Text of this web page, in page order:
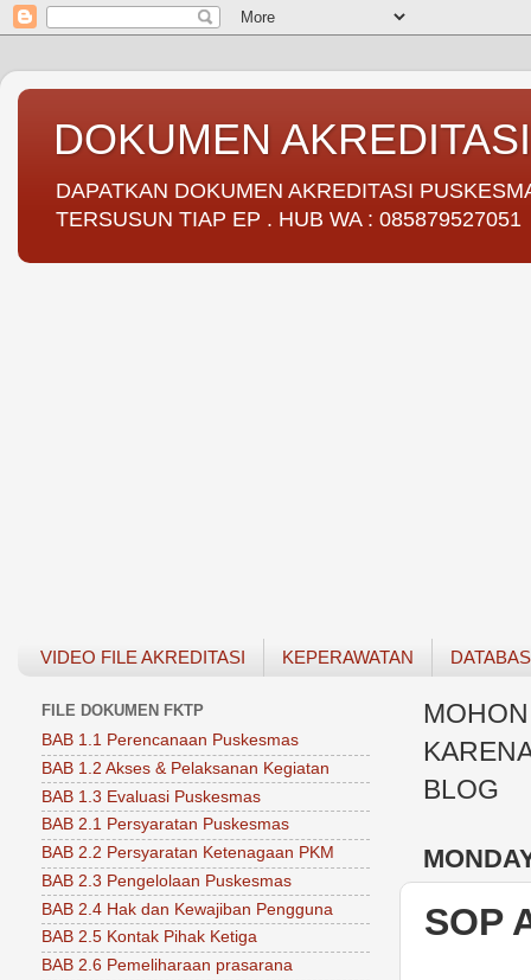
DOKUMEN
DAPATKAN DOKUMEN AKREDITASI
TERSUSUN TIAP EP . HUB WA : 085879527051
VIDEO FILE AKREDITASI KEPERAWATAN
BLOG
SOP
FILE DOKUMEN FKTP
BAB 1.1 Perencanaan Puskesmas
BAB 1.2 Akses & Pelaksanan Kegiatan
BAB 1.3 Evaluasi Puskesmas
BAB 2.1 Persyaratan Puskesmas
BAB 2.2 Persyaratan Ketenagaan PKM
BAB 2.3 Pengelolaan Puskesmas
BAB 2.4 Hak dan Kewajiban Pengguna
BAB 2.5 Kontak Pihak Ketiga
BAB 2.6 Pemeliharaan prasarana